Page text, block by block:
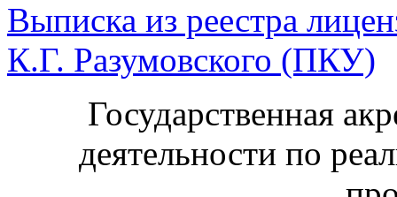
Выписка из реестра
К.Г. Разумовского (ПКУ)
Государственная
деятельности по